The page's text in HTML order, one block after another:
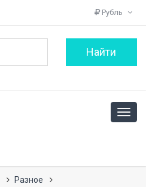
Рубль
Разное